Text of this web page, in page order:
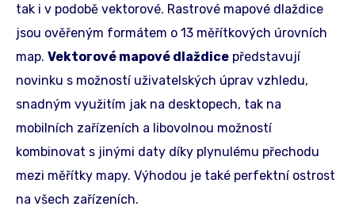
tak i v podobě vektorové. Rastrové mapové dlaždice
jsou ověřeným formátem o 13 měřítkových úrovních
map. Vektorové mapové dlaždice představují
novinku s možností uživatelských úprav vzhledu,
snadným využitím jak na desktopech, tak na
mobilních zařízeních a libovolnou možností
kombinovat s jinými daty díky plynulému přechodu
mezi měřítky mapy. Výhodou je také perfektní ostrost
na všech zařízeních.